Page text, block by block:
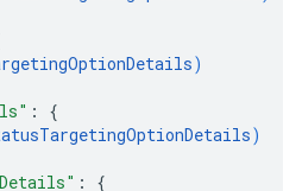
)
: {
)
: {